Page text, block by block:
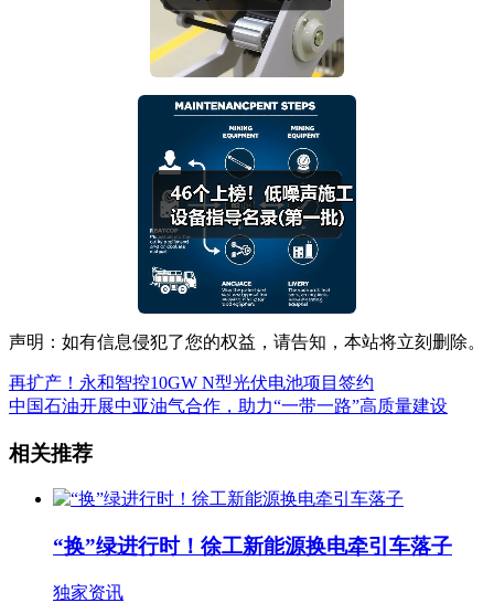
声明：如有信息侵犯了您的权益，请告知，本站将立刻删除。
再扩产！永和智控10GW N型光伏电池项目签约
中国石油开展中亚油气合作，助力“一带一路”高质量建设
相关推荐
“换”绿进行时！徐工新能源换电牵引车落子
独家资讯